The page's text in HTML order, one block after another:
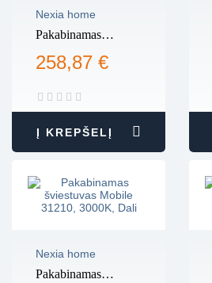
Nexia home
Pakabinamas
31310, Šilko pilka,
258,87 €
Į KREPŠELĮ
Nexia home
Pakabinamas